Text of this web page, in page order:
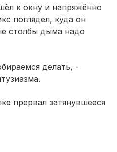
к окну и напряжённо
поглядел, куда он
столбы дыма надо
делать, -
прервал затянувшееся